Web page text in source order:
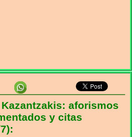
aforismos
y citas